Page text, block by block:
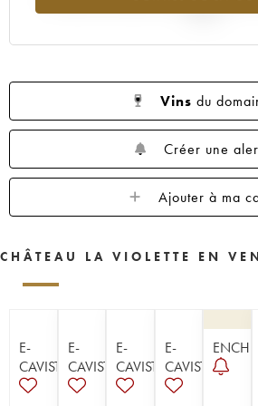
Vins du
Créer une
Ajouter à ma
CHÂTEAU LA VIOLETTE EN
E-
CAVISTE
E-
CAVISTE
E-
CAVISTE
E-
CAVISTE